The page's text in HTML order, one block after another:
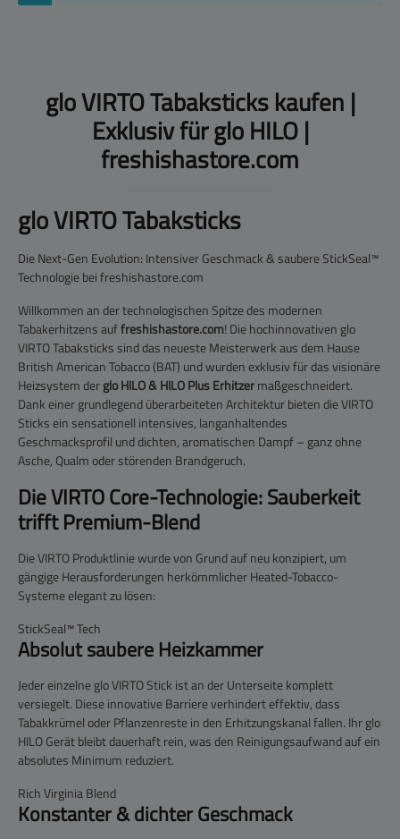
glo VIRTO Tabaksticks kaufen |
Exklusiv für glo HILO |
freshishastore.com
glo VIRTO Tabaksticks
Die Next-Gen Evolution: Intensiver Geschmack & saubere StickSeal™
Technologie bei freshishastore.com
Willkommen an der technologischen Spitze des modernen
Tabakerhitzens auffreshishastore.com! Die hochinnovativen glo
VIRTO Tabakstickssind das neueste Meisterwerk aus dem Hause
British American Tobacco (BAT) und wurden exklusiv für das visionäre
Heizsystem derglo HILO & HILO Plus Erhitzermaßgeschneidert.
Dank einer grundlegend überarbeiteten Architektur bieten die VIRTO
Sticks ein sensationell intensives, langanhaltendes
Geschmacksprofil und dichten, aromatischen Dampf – ganz ohne
Asche, Qualm oder störenden Brandgeruch.
Die VIRTO Core-Technologie: Sauberkeit
trifft Premium-Blend
Die VIRTO Produktlinie wurde von Grund auf neu konzipiert, um
gängige Herausforderungen herkömmlicher Heated-Tobacco-
Systeme elegant zu lösen:
StickSeal™ Tech
Absolut saubere Heizkammer
Jeder einzelneglo VIRTO Stick ist an der Unterseite komplett
versiegelt. Diese innovative Barriere verhindert effektiv, dass
Tabakkrümel oder Pflanzenreste in den Erhitzungskanal fallen. Ihr glo
HILO Gerät bleibt dauerhaft rein, was den Reinigungsaufwand auf ein
absolutes Minimum reduziert.
Rich Virginia Blend
Konstanter & dichter Geschmack